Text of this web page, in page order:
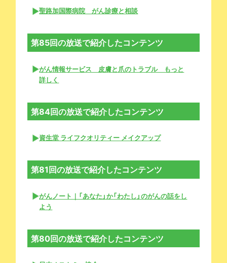
聖路加国際病院 がん診療と相談
第85回の放送で紹介したコンテンツ
がん情報サービス 皮膚と爪のトラブル もっと
詳しく
第84回の放送で紹介したコンテンツ
資生堂 ライフクオリティー メイクアップ
第81回の放送で紹介したコンテンツ
がんノート｜「あなた」か「わたし」のがんの話をし
よう
第80回の放送で紹介したコンテンツ